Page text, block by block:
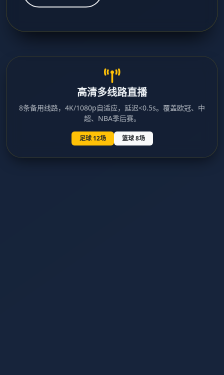
高清多线路直播
8条备用线路，4K/1080p自适应，延迟<0.5s。覆盖欧冠、中
超、NBA季后赛。
足球 12场 篮球 8场